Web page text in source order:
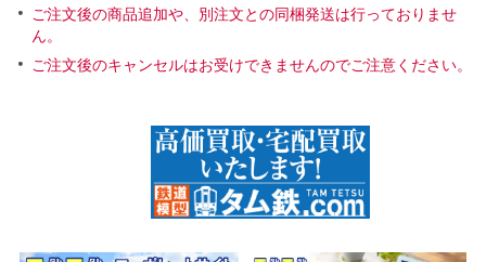
ご注文後の商品追加や、別注文との同梱発送は行っておりませ
ん。
ご注文後のキャンセルはお受けできませんのでご注意ください。